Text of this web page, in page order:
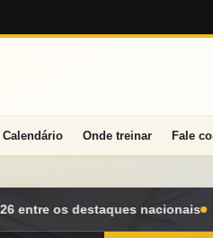
Calendário Onde treinar Fale
Mato Grosso do Sul conquista